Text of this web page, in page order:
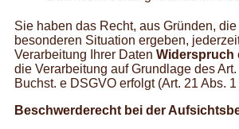
Sie haben das Recht, aus Gründen,
besonderen Situation ergeben,
Verarbeitung Ihrer Daten Widerspruch
die Verarbeitung auf Grundlage des
Buchst. e DSGVO erfolgt (Art. 21 Abs.
Beschwerderecht bei der